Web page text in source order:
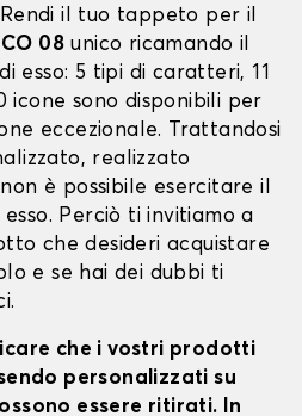
il tuo tappeto per il
CO 08 unico ricamando il
esso: 5 tipi di caratteri, 11
sono disponibili per
eccezionale. Trattandosi
realizzato
è possibile esercitare il
Perciò ti invitiamo a
che desideri acquistare
e se hai dei dubbi ti
che i vostri prodotti
personalizzati su
essere ritirati. In